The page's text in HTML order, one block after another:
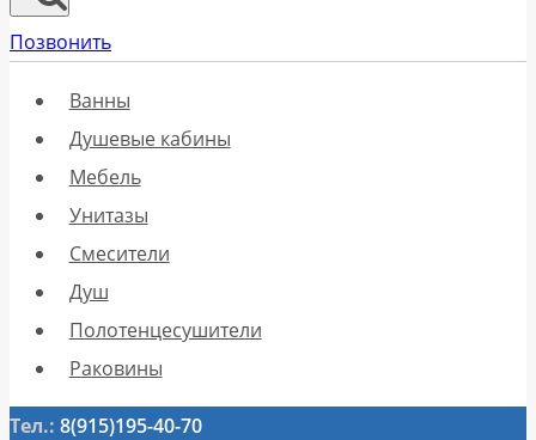
Позвонить
Ванны
Душевые кабины
Мебель
Унитазы
Смесители
Душ
Полотенцесушители
Раковины
Тел.: 8(915)195-40-70